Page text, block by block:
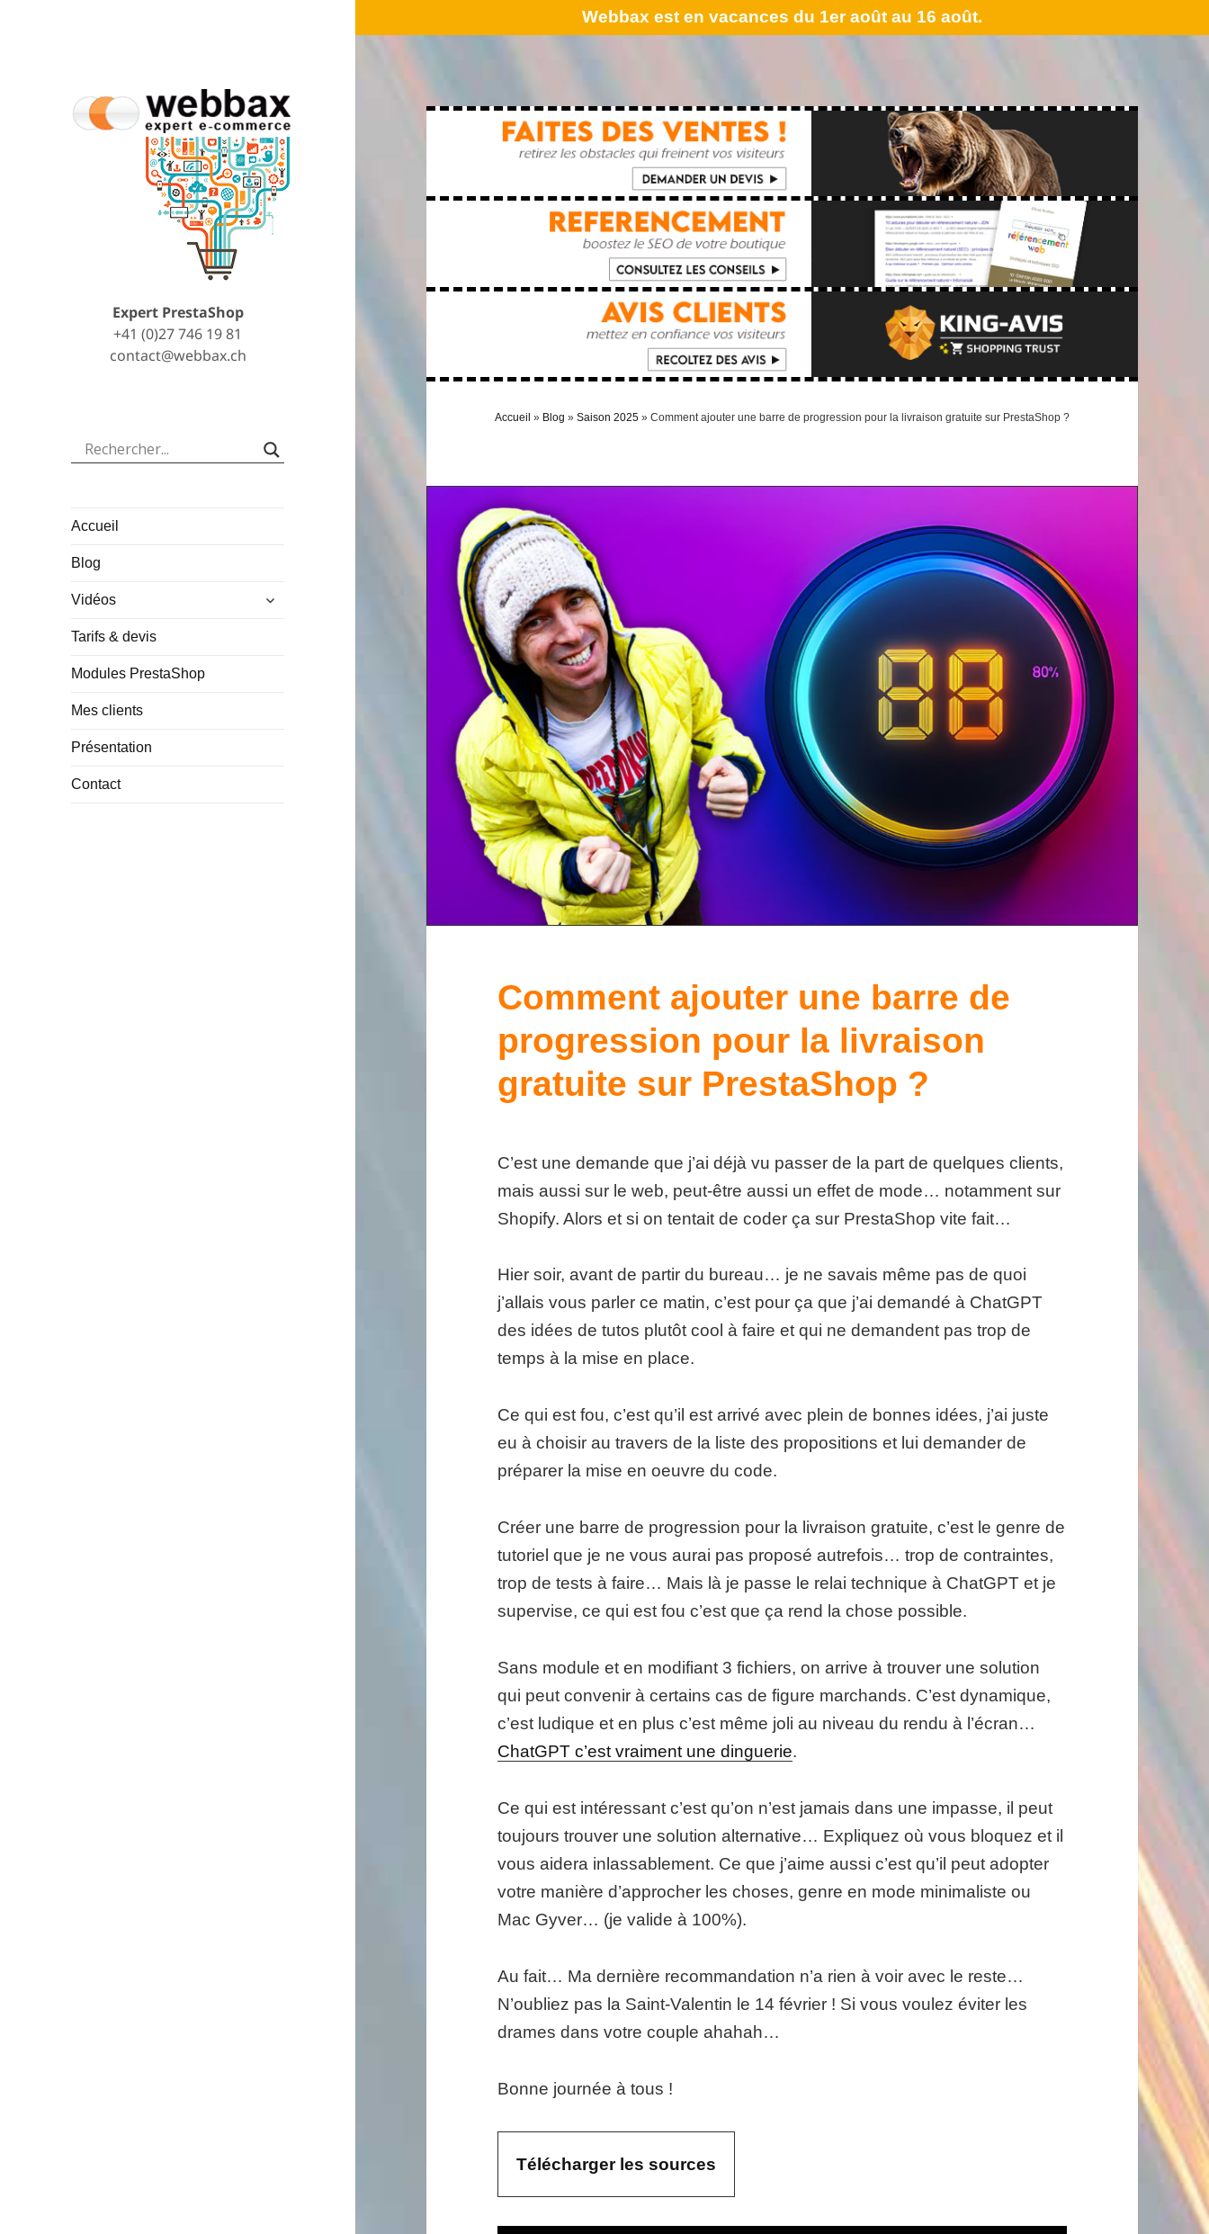
Expert PrestaShop
+41 (0)27 746 19 81
contact@webbax.ch
Accueil
Blog
Vidéos
ouvrir
Tarifs & devis
Modules PrestaShop
Mes clients
Présentation
Contact
Webbax est en vacances du 1er août au 16 août.
Accueil » Blog »Saison 2025 »Comment ajouter une barre de progression pour la livraison gratuite sur PrestaShop ?
Comment ajouter une barre de
progression pour la livraison
gratuite sur PrestaShop ?
C’est une demande que j’ai déjà vu passer de la part de quelques clients,
mais aussi sur le web, peut-être aussi un effet de mode… notamment sur
Shopify. Alors et si on tentait de coder ça sur PrestaShop vite fait…
Hier soir, avant de partir du bureau… je ne savais même pas de quoi
j’allais vous parler ce matin, c’est pour ça que j’ai demandé à ChatGPT
des idées de tutos plutôt cool à faire et qui ne demandent pas trop de
temps à la mise en place.
Ce qui est fou, c’est qu’il est arrivé avec plein de bonnes idées, j’ai juste
eu à choisir au travers de la liste des propositions et lui demander de
préparer la mise en oeuvre du code.
Créer une barre de progression pour la livraison gratuite, c’est le genre de
tutoriel que je ne vous aurai pas proposé autrefois… trop de contraintes,
trop de tests à faire… Mais là je passe le relai technique à ChatGPT et je
supervise, ce qui est fou c’est que ça rend la chose possible.
Sans module et en modifiant 3 fichiers, on arrive à trouver une solution
qui peut convenir à certains cas de figure marchands. C’est dynamique,
c’est ludique et en plus c’est même joli au niveau du rendu à l’écran…
ChatGPT c’est vraiment une dinguerie.
Ce qui est intéressant c’est qu’on n’est jamais dans une impasse, il peut
toujours trouver une solution alternative… Expliquez où vous bloquez et il
vous aidera inlassablement. Ce que j’aime aussi c’est qu’il peut adopter
votre manière d’approcher les choses, genre en mode minimaliste ou
Mac Gyver… (je valide à 100%).
Au fait… Ma dernière recommandation n’a rien à voir avec le reste…
N’oubliez pas la Saint-Valentin le 14 février ! Si vous voulez éviter les
drames dans votre couple ahahah…
Bonne journée à tous !
Télécharger les sources